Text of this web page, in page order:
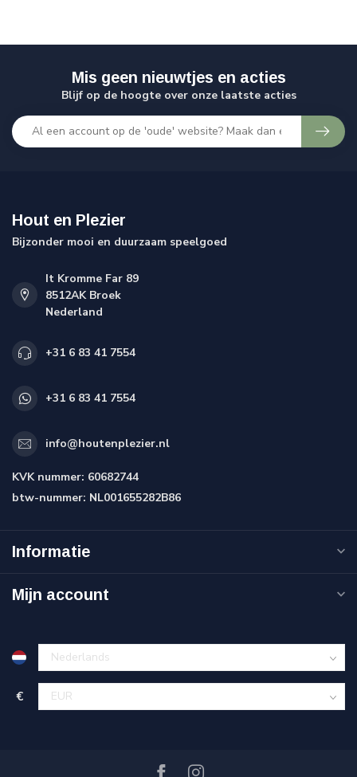
Mis geen nieuwtjes en acties
Blijf op de hoogte over onze laatste acties
Hout en Plezier
Bijzonder mooi en duurzaam speelgoed
It Kromme Far 89
8512AK Broek
Nederland
+31 6 83 41 7554
+31 6 83 41 7554
info@houtenplezier.nl
KVK nummer: 60682744
btw-nummer: NL001655282B86
Informatie
Mijn account
€